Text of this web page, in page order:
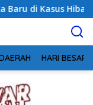
Rp40 Miliar
HARI BESAR